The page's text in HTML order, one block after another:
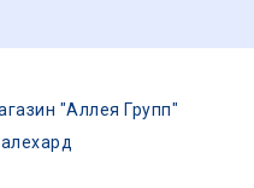
"Аллея Групп"